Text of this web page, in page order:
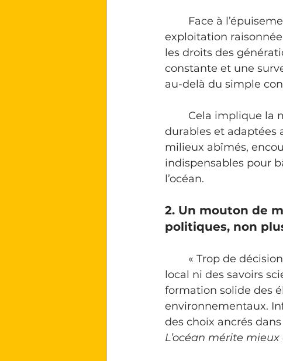
exploitation
les droits des
constante et une
au-delà du simple
durables et adaptées
milieux abîmés,
indispensables pour
l’océan.
2. Un mouton de
politiques, non
local ni des savoirs
formation solide des
environnementaux.
des choix ancrés
L’océan mérite mieux